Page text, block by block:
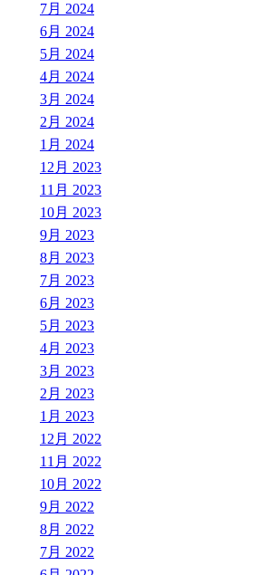
7月 2024
6月 2024
5月 2024
4月 2024
3月 2024
2月 2024
1月 2024
12月 2023
11月 2023
10月 2023
9月 2023
8月 2023
7月 2023
6月 2023
5月 2023
4月 2023
3月 2023
2月 2023
1月 2023
12月 2022
11月 2022
10月 2022
9月 2022
8月 2022
7月 2022